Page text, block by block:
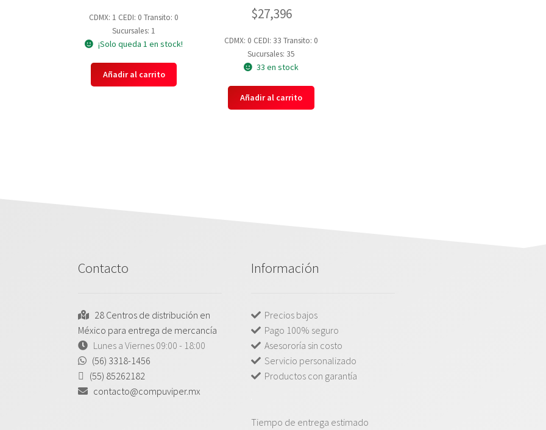
CDMX: 1 CEDI: 0Transito: 0
Sucursales: 1
¡Solo queda 1 en stock!
Añadir al carrito
$27,396
CDMX: 0 CEDI: 33 Transito: 0
Sucursales: 35
33 en stock
Añadir al carrito
Contacto
28 Centros de distribución en
México para entrega de mercancía
Lunes a Viernes 09:00 - 18:00
(56) 3318-1456
(55) 85262182
contacto@compuviper.mx
Información
Precios bajos
Pago 100% seguro
Asesororía sin costo
Servicio personalizado
Productos con garantía
Tiempo de entrega estimado